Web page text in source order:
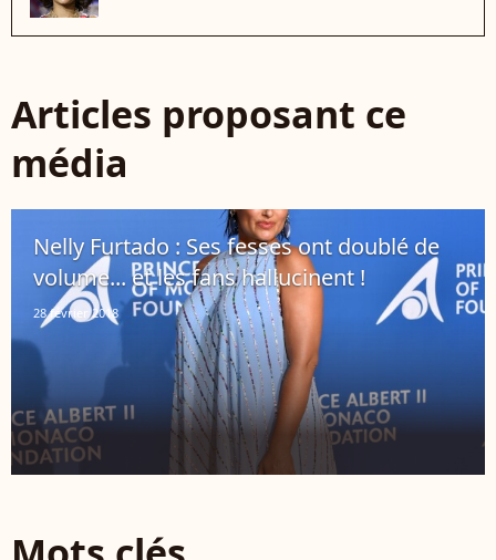
Articles proposant ce
média
Nelly Furtado : Ses fesses ont doublé de
volume... et les fans hallucinent !
28 février 2018